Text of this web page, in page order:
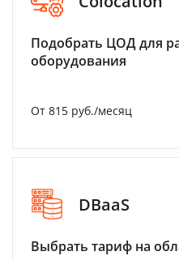
Подобрать ЦОД для
оборудования
От 815 руб./месяц
DBaaS
Выбрать тариф на